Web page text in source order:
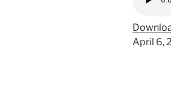
April 6,